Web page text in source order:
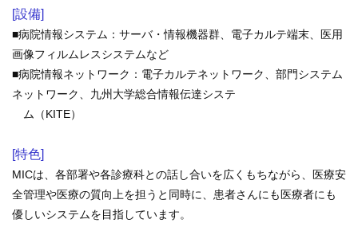
TEL.092-642-5163 （時間外受付）
[設備]
■病院情報システム：サーバ・情報機器群、電子カルテ端末、医用
画像フィルムレスシステムなど
■病院情報ネットワーク：電子カルテネットワーク、部門システム
ネットワーク、九州大学総合情報伝達システ
ム（KITE）
[特色]
MICは、各部署や各診療科との話し合いを広くもちながら、医療安
全管理や医療の質向上を担うと同時に、患者さんにも医療者にも
優しいシステムを目指しています。